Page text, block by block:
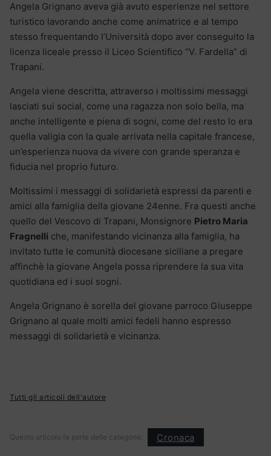
Angela Grignano aveva già avuto esperienze nel settore
turistico lavorando anche come animatrice e al tempo
stesso frequentando l’Università dopo aver conseguito la
licenza liceale presso il Liceo Scientifico “V. Fardella” di
Trapani.
Angela viene descritta, attraverso i moltissimi messaggi
lasciati sui social, come una ragazza non solo bella, ma
anche intelligente e piena di sogni, come del resto lo era
quella valigia con la quale arrivata nella capitale francese,
un’esperienza nuova da vivere con grande speranza e
fiducia nel proprio futuro.
Moltissimi i messaggi di solidarietà espressi da parenti e
amici alla famiglia della giovane 24enne. Fra questi anche
quello del Vescovo di Trapani, Monsignore Pietro Maria
Fragnelli che, manifestando vicinanza alla famiglia, ha
invitato tutte le comunità diocesane siciliane a pregare
affinchè la giovane Angela possa riprendere la sua vita
quotidiana ed i suoi sogni.
Angela Grignano è sorella del giovane parroco Giuseppe
Grignano al quale molti amici fedeli hanno espresso
messaggi di solidarietà e vicinanza.
Tutti gli articoli dell'autore
Questo articolo fa parte delle categorie: Cronaca